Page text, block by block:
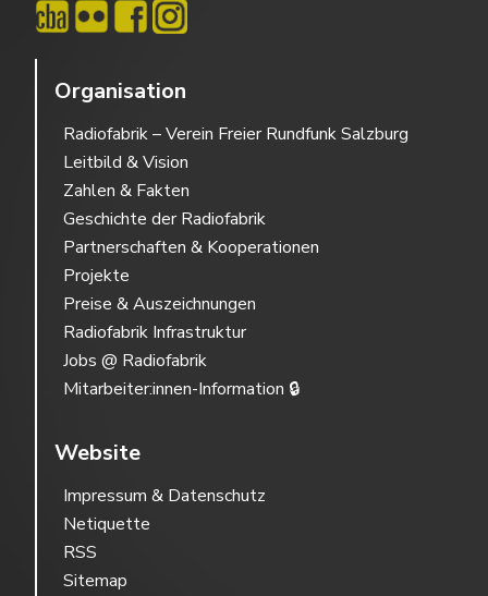
Organisation
Radiofabrik – Verein Freier Rundfunk Salzburg
Leitbild & Vision
Zahlen & Fakten
Geschichte der Radiofabrik
Partnerschaften & Kooperationen
Projekte
Preise & Auszeichnungen
Radiofabrik Infrastruktur
Jobs @ Radiofabrik
Mitarbeiter:innen-Information 🔒
Website
Impressum & Datenschutz
Netiquette
RSS
Sitemap